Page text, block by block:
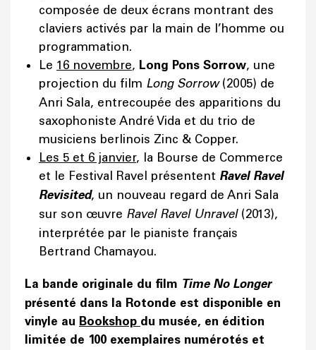
composée de deux écrans montrant des
claviers activés par la main de l’homme ou
programmation.
Le 16 novembre, Long Pons Sorrow, une
projection du film Long Sorrow (2005) de
Anri Sala, entrecoupée des apparitions du
saxophoniste André Vida et du trio de
musiciens berlinois Zinc & Copper.
Les 5 et 6 janvier, la Bourse de Commerce
et le Festival Ravel présentent Ravel Ravel
Revisited, un nouveau regard de Anri Sala
sur son œuvre Ravel Ravel Unravel(2013),
interprétée par le pianiste français
Bertrand Chamayou.
La bande originale du film Time No Longer
présenté dans la Rotonde est disponible en
vinyle au Bookshop du musée, en édition
limitée de 100 exemplaires numérotés et